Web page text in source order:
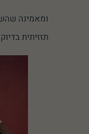
ומאמינה
תזזיתית